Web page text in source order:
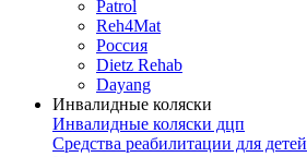
Patrol
Reh4Mat
Россия
Dietz Rehab
Dayang
Инвалидные коляски
Инвалидные коляски дцп
Средства реабилитации для детей